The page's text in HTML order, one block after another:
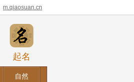
m.qiaosuan.cn
起名
自然